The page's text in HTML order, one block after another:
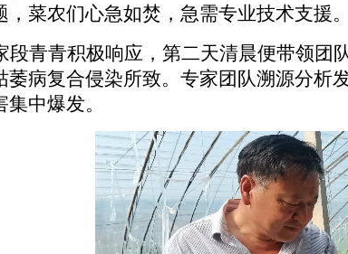
菜农们心急如焚，急需专业技术支援。
段青青积极响应，第二天清晨便带领团
病复合侵染所致。专家团队溯源分
中爆发。